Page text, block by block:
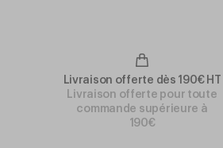
Livraison offerte dès 190€ HT
Livraison offerte pour toute
commande supérieure à
190€